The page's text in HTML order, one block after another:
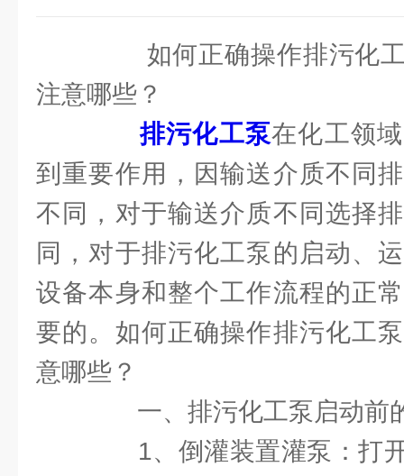
如何正确操作排污化工
注意哪些？
排污化工泵在化工领
到重要作用，因输送介质不同
不同，对于输送介质不同选择
同，对于排污化工泵的启动、
设备本身和整个工作流程的正
要的。如何正确操作排污化工
意哪些？
一、排污化工泵启动前
1、倒灌装置灌泵：打开